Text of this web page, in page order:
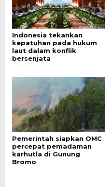
Indonesia tekankan
kepatuhan pada hukum
laut dalam konflik
bersenjata
Pemerintah siapkan OMC
percepat pemadaman
karhutla di Gunung
Bromo